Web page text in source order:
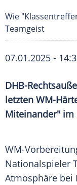
Wie
Teamgeist
07.01.2025 -
DHB-
letzten WM-
Miteinander" im
WM-
Nationalspieler
Atmosphäre bei